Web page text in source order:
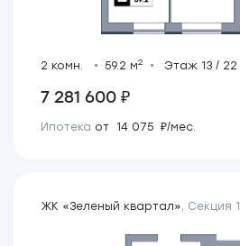
2 комн. 59.2 м2 Этаж 13 / 22
7 281 600 ₽
Ипотека от 14 075 ₽/мес.
ЖК «Зеленый квартал», Секция 1